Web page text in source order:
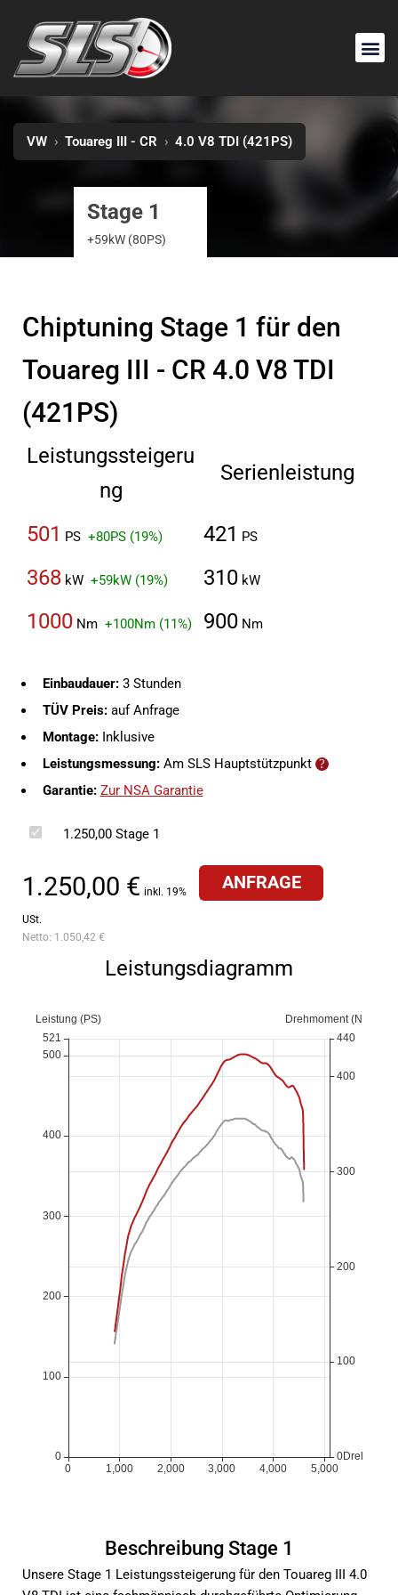
VW › Touareg III - CR › 4.0 V8 TDI (421PS)
Stage 1
+59kW (80PS)
Chiptuning Stage 1 für den
Touareg III - CR 4.0 V8 TDI
(421PS)
Leistungssteigeru
ng
Serienleistung
501 PS +80PS (19%) 421 PS
368 kW +59kW (19%) 310 kW
1000 Nm +100Nm (11%) 900 Nm
Einbaudauer:3 Stunden
TÜV Preis:auf Anfrage
Montage:Inklusive
Leistungsmessung:Am SLS Hauptstützpunkt
Garantie: Zur NSA Garantie
1.250,00Stage 1
1.250,00 € inkl. 19%
USt.
Netto: 1.050,42 €
ANFRAGE
Leistungsdiagramm
Beschreibung Stage 1
Unsere Stage 1 Leistungssteigerung für den Touareg III 4.0